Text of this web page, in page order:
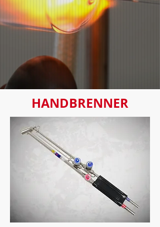
HANDBRENNER